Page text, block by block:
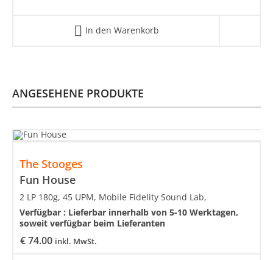
In den Warenkorb
ANGESEHENE PRODUKTE
The Stooges
Fun House
€74.00 inkl. MwSt.
2 LP 180g, 45 UPM, Mobile Fidelity Sound Lab,
Verfügbar : Lieferbar innerhalb von 5-10 Werktagen,
soweit verfügbar beim Lieferanten